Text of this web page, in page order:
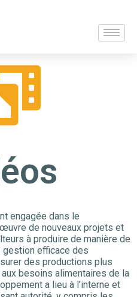
engagée dans le
de nouveaux projets et
à produire de manière de
gestion efficace des
des productions plus
besoins alimentaires de la
a lieu à l’interne et